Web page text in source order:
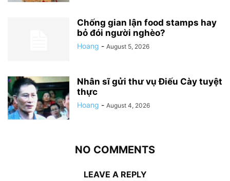
Chống gian lận food stamps hay
bỏ đói người nghèo?
Hoang - August 5, 2026
Nhân sĩ gửi thư vụ Điếu Cày tuyệt
thực
Hoang - August 4, 2026
NO COMMENTS
LEAVE A REPLY